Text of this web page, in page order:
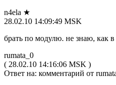
n4ela ★
28.02.10 14:09:49 MSK
брать по модулю. не знаю, как
rumata_0
( 28.02.10 14:16:06 MSK )
Ответ на: комментарий от